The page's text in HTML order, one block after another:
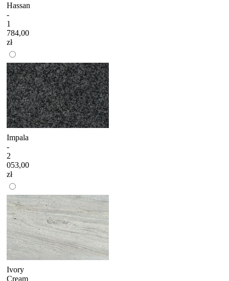
Hassan
-
1
784,00
zł
Impala
-
2
053,00
zł
Ivory
Cream